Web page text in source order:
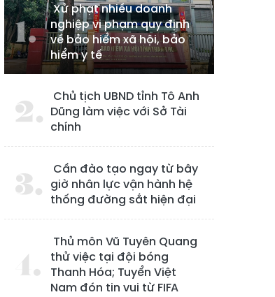
Xử phạt nhiều doanh
nghiệp vi phạm quy định
về bảo hiểm xã hội, bảo
hiểm y tế
Chủ tịch UBND tỉnh Tô Anh
Dũng làm việc với Sở Tài
chính
Cần đào tạo ngay từ bây
giờ nhân lực vận hành hệ
thống đường sắt hiện đại
Thủ môn Vũ Tuyên Quang
thử việc tại đội bóng
Thanh Hóa; Tuyển Việt
Nam đón tin vui từ FIFA